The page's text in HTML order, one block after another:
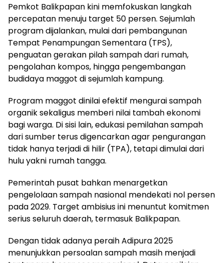
Pemkot Balikpapan kini memfokuskan langkah
percepatan menuju target 50 persen. Sejumlah
program dijalankan, mulai dari pembangunan
Tempat Penampungan Sementara (TPS),
penguatan gerakan pilah sampah dari rumah,
pengolahan kompos, hingga pengembangan
budidaya maggot di sejumlah kampung.
Program maggot dinilai efektif mengurai sampah
organik sekaligus memberi nilai tambah ekonomi
bagi warga. Di sisi lain, edukasi pemilahan sampah
dari sumber terus digencarkan agar pengurangan
tidak hanya terjadi di hilir (TPA), tetapi dimulai dari
hulu yakni rumah tangga.
Pemerintah pusat bahkan menargetkan
pengelolaan sampah nasional mendekati nol persen
pada 2029. Target ambisius ini menuntut komitmen
serius seluruh daerah, termasuk Balikpapan.
Dengan tidak adanya peraih Adipura 2025
menunjukkan persoalan sampah masih menjadi